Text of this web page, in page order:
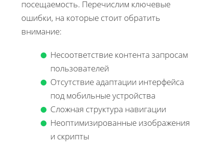
посещаемость. Перечислим ключевые
ошибки, на которые стоит обратить
внимание:
Несоответствие контента запросам
пользователей
Отсутствие адаптации интерфейса
под мобильные устройства
Сложная структура навигации
Неоптимизированные изображения
и скрипты